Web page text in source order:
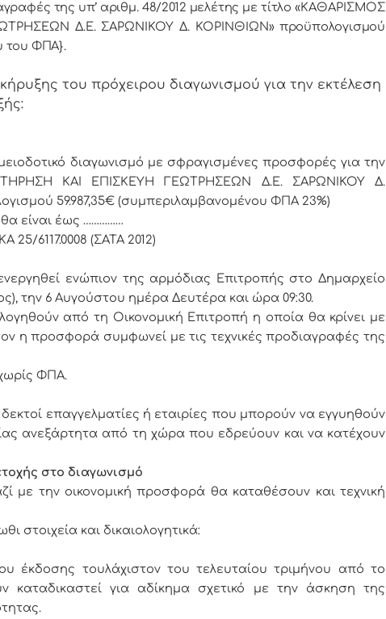
της υπ’ αριθμ. 48/2012 μελέτης με τίτλο «ΚΑΘΑΡΙΣΜΟΣ
Δ.Ε. ΣΑΡΩΝΙΚΟΥ Δ. ΚΟΡΙΝΘΙΩΝ» προϋπολογισμού
του ΦΠΑ}.
του πρόχειρου διαγωνισμού για την εκτέλεση
διαγωνισμό με σφραγισμένες προσφορές για την
ΚΑΙ ΕΠΙΣΚΕΥΗ ΓΕΩΤΡΗΣΕΩΝ Δ.Ε. ΣΑΡΩΝΙΚΟΥ Δ.
59.987,35€ (συμπεριλαμβανομένου ΦΠΑ 23%)
είναι έως ……………
6117.0008 (ΣΑΤΑ 2012)
ενώπιον της αρμόδιας Επιτροπής στο Δημαρχείο
την 6 Αυγούστου ημέρα Δευτέρα και ώρα 09:30.
από τη Οικονομική Επιτροπή η οποία θα κρίνει με
η προσφορά συμφωνεί με τις τεχνικές προδιαγραφές της
ΦΠΑ.
επαγγελματίες ή εταιρίες που μπορούν να εγγυηθούν
ανεξάρτητα από τη χώρα που εδρεύουν και να κατέχουν
στο διαγωνισμό
οικονομική προσφορά θα καταθέσουν και τεχνική
στοιχεία και δικαιολογητικά:
έκδοσης τουλάχιστον του τελευταίου τριμήνου από το
καταδικαστεί για αδίκημα σχετικό με την άσκηση της